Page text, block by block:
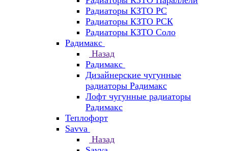
Радиаторы КЗТО РС
Радиаторы КЗТО РСК
Радиаторы КЗТО Соло
Радимакс
Назад
Радимакс
Дизайнерские чугунные
радиаторы Радимакс
Лофт чугунные радиаторы
Радимакс
Теплофорт
Savva
Назад